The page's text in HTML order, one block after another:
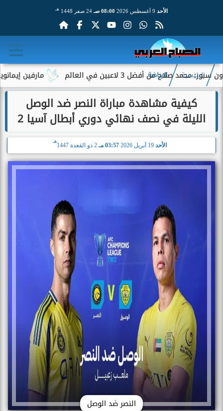
الأحد 08:00 صـ 24 صفر 1448 هـ
مارفين إيمانويل.. أفضل 3 لاعبين في العالم
الرئيسية الرياضة
كيفية مشاهدة مباراة النصر ضد الوصل
الليلة في نصف نهائي دوري أبطال آسيا 2
الأحد 19 أبريل 2026 03:57 مـ 2 ذو القعدة 1447
هـ
النصر ضد الوصل